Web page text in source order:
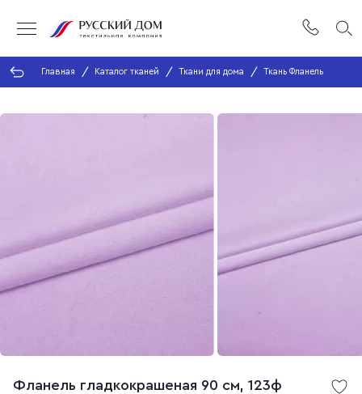
Главная Каталог тканей Ткани для дома Ткань Фланель
Фланель гладкокрашеная 90 см, 123ф